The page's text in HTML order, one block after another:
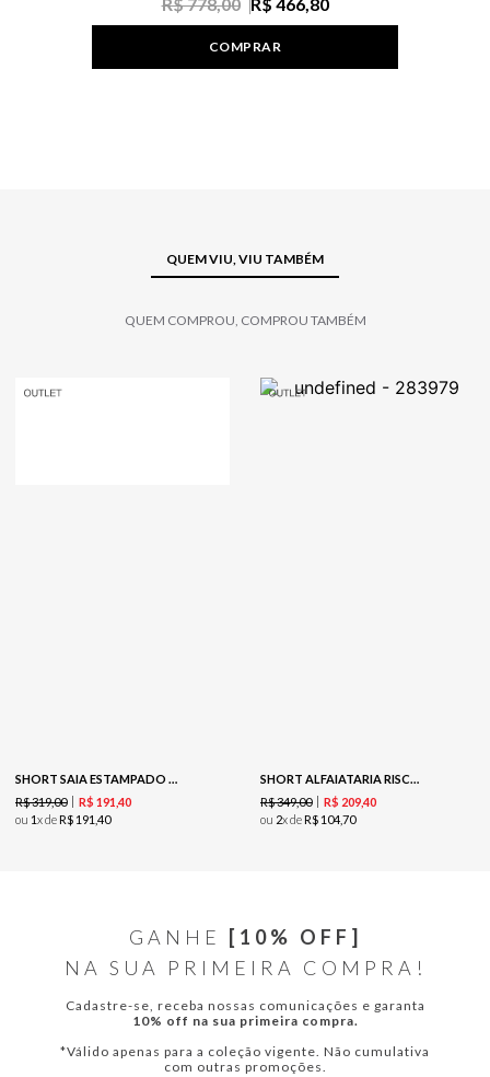
COMPRAR
QUEM VIU, VIU TAMBÉM
QUEM COMPROU, COMPROU TAMBÉM
SHORT SAIA ESTAMPADO - DETALHES
R$319,00 R$ 191 40
ou 1x deR$ 191 40
SHORT ALFAIATARIA RISCA DE GIZ - GRAY
R$349,00 R$ 20940
ou 2x deR$ 10470
GANHE
[10% OFF]
NA SUA PRIMEIRA COMPRA!
Cadastre-se, receba nossas comunicações e garanta
10% off na sua primeira compra.
*Válido apenas para a coleção vigente. Não cumulativa
com outras promoções.